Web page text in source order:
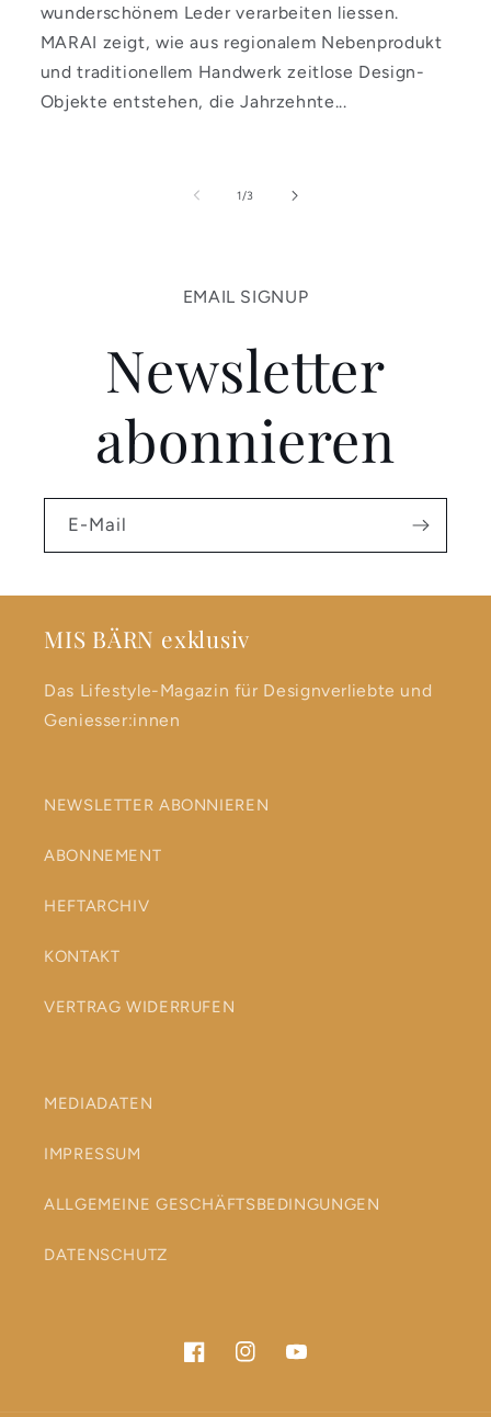
wunderschönem Leder verarbeiten liessen.
MARAI zeigt, wie aus regionalem Nebenprodukt
und traditionellem Handwerk zeitlose Design-
Objekte entstehen, die Jahrzehnte...
1/von
3
EMAIL SIGNUP
Newsletter
abonnieren
E-Mail
MIS BÄRN exklusiv
Das Lifestyle-Magazin für Designverliebte und
Geniesser:innen
NEWSLETTER ABONNIEREN
ABONNEMENT
HEFTARCHIV
KONTAKT
VERTRAG WIDERRUFEN
MEDIADATEN
IMPRESSUM
ALLGEMEINE GESCHÄFTSBEDINGUNGEN
DATENSCHUTZ
FacebookInstagramYouTube